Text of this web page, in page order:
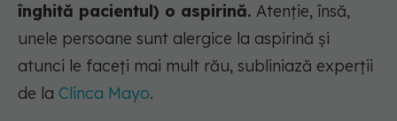
înghită pacientul) o aspirină. Atenție, însă,
unele persoane sunt alergice la aspirină și
atunci le faceți mai mult rău, subliniază experții
de la Clinca Mayo.